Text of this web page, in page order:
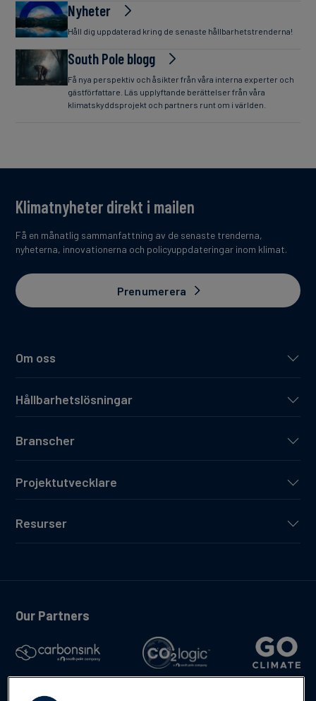
Nyheter
Håll dig uppdaterad kring de senaste hållbarhetstrenderna!
South Pole blogg
Få nya perspektiv och åsikter från våra interna experter och
gästförfattare. Läs upplyftande berättelser från våra
klimatskyddsprojekt och partners runt om i världen.
Om oss
Hållbarhetslösningar
Branscher
Projektutvecklare
Resurser
Klimatnyheter direkt i mailen
Få en månatlig sammanfattning av de senaste trenderna,
nyheterna, innovationerna och policyuppdateringar inom klimat.
Prenumerera
Our Partners